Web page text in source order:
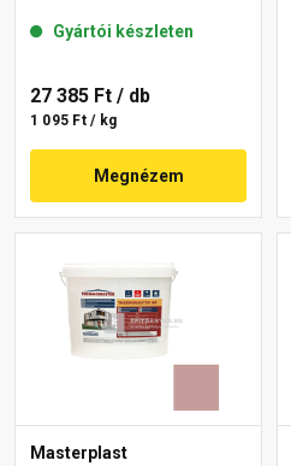
13-C 25 kg
Gyártói készleten
27 385 Ft / db
1 095 Ft / kg
Megnézem
Masterplast